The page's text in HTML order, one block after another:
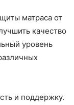
матраса от
качество
уровень
и поддержку.